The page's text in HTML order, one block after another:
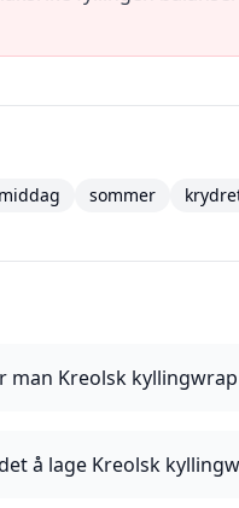
middag sommer
man Kreolsk
å lage Kreolsk